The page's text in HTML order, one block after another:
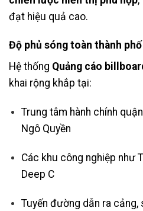
đạt hiệu quả cao.
Độ phủ sóng toàn thành phố
Hệ thống Quảng cáo
khai rộng khắp tại:
Trung tâm hành chính
Ngô Quyền
Các khu công nghiệp như
Deep C
Tuyến đường dẫn ra cảng,